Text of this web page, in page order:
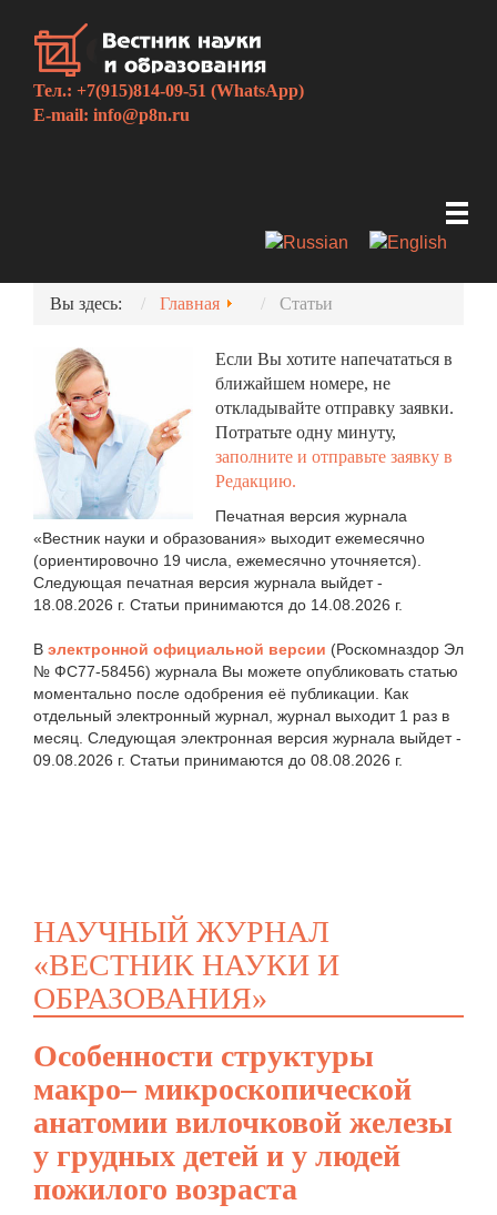
Тел.: +7(915)814-09-51 (WhatsApp)
E-mail: info@p8n.ru
Вы здесь: Главная Статьи
Если Вы хотите напечататься в
ближайшем номере, не
откладывайте отправку заявки.
Потратьте одну минуту,
заполните и отправьте заявку в
Редакцию.
Печатная версия журнала
«Вестник науки и образования» выходит ежемесячно
(ориентировочно 19 числа, ежемесячно уточняется).
Следующая печатная версия журнала выйдет -
18.08.2026 г. Статьи принимаются до 14.08.2026 г.
В электронной официальной версии (Роскомназдор Эл
№ ФС77-58456) журнала Вы можете опубликовать статью
моментально после одобрения её публикации. Как
отдельный электронный журнал, журнал выходит 1 раз в
месяц. Следующая электронная версия журнала выйдет -
09.08.2026 г. Статьи принимаются до 08.08.2026 г.
НАУЧНЫЙ ЖУРНАЛ
«ВЕСТНИК НАУКИ И
ОБРАЗОВАНИЯ»
Особенности структуры
макро– микроскопической
анатомии вилочковой железы
у грудных детей и у людей
пожилого возраста